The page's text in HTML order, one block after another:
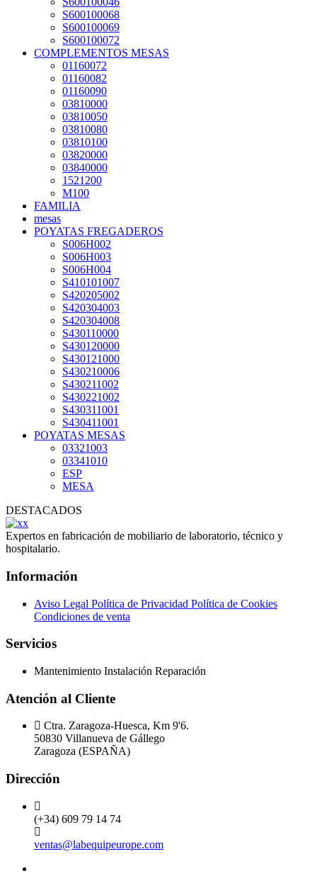
S600100068
S600100069
S600100072
COMPLEMENTOS MESAS
01160072
01160082
01160090
03810000
03810050
03810080
03810100
03820000
03840000
1521200
M100
FAMILIA
mesas
POYATAS FREGADEROS
S006H002
S006H003
S006H004
S410101007
S420205002
S420304003
S420304008
S430110000
S430120000
S430121000
S430210006
S430211002
S430221002
S430311001
S430411001
POYATAS MESAS
03321003
03341010
ESP
MESA
DESTACADOS
Expertos en fabricación de mobiliario de laboratorio, técnico y
hospitalario.
Información
Aviso Legal Política de Privacidad Política de Cookies
Condiciones de venta
Servicios
Mantenimiento Instalación Reparación
Atención al Cliente
Ctra. Zaragoza-Huesca, Km 9'6.
50830 Villanueva de Gállego
Zaragoza (ESPAÑA)
Dirección
(+34) 609 79 14 74
ventas@labequipeurope.com